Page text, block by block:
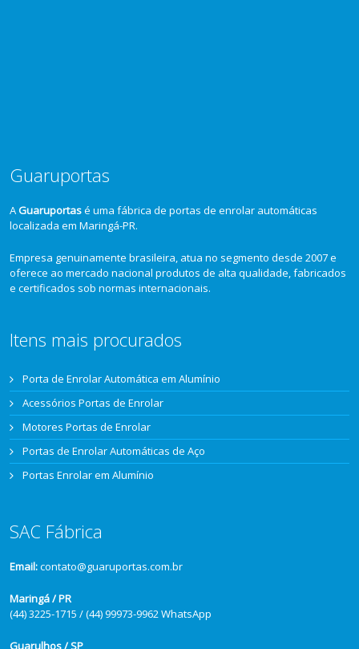
Guaruportas
AGuaruportasé uma fábrica de portas de enrolar automáticas
localizada em Maringá-PR.
Empresa genuinamente brasileira, atua no segmento desde 2007 e
oferece ao mercado nacional produtos de alta qualidade, fabricados
e certificados sob normas internacionais.
Itens mais procurados
Porta de Enrolar Automática em Alumínio
Acessórios Portas de Enrolar
Motores Portas de Enrolar
Portas de Enrolar Automáticas de Aço
Portas Enrolar em Alumínio
SAC Fábrica
Email:contato@guaruportas.com.br
Maringá / PR
(44) 3225-1715 / (44) 99973-9962 WhatsApp
Guarulhos / SP